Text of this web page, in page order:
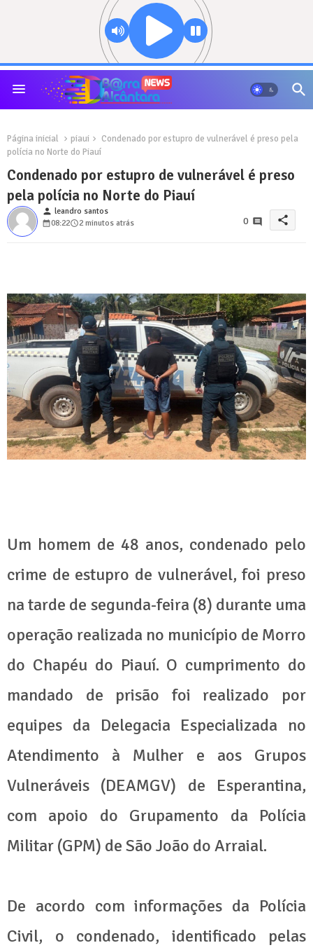
Página inicial piaui
Condenado por estupro de vulnerável é preso pela
polícia no Norte do Piauí
Condenado por estupro de vulnerável é preso
pela polícia no Norte do Piauí
person leandro santos
08:22
2 minutos atrás 0 share
Um homem de 48 anos, condenado pelo
crime de estupro de vulnerável, foi preso
na tarde de segunda-feira (8) durante uma
operação realizada no município de Morro
do Chapéu do Piauí. O cumprimento do
mandado de prisão foi realizado por
equipes da Delegacia Especializada no
Atendimento à Mulher e aos Grupos
Vulneráveis (DEAMGV) de Esperantina,
com apoio do Grupamento da Polícia
Militar (GPM) de São João do Arraial.
De acordo com informações da Polícia
Civil, o condenado, identificado pelas